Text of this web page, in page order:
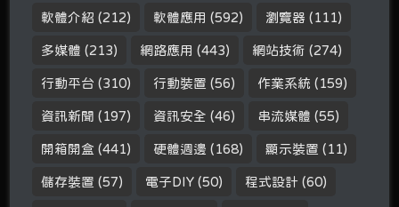
軟體介紹 (212) 軟體應用 (592) 瀏覽器 (111)
多媒體 (213) 網路應用 (443) 網站技術 (274)
行動平台 (310) 行動裝置 (56) 作業系統 (159)
資訊新聞 (197) 資訊安全 (46) 串流媒體 (55)
開箱開盒 (441) 硬體週邊 (168) 顯示裝置 (11)
儲存裝置 (57) 電子DIY (50) 程式設計 (60)